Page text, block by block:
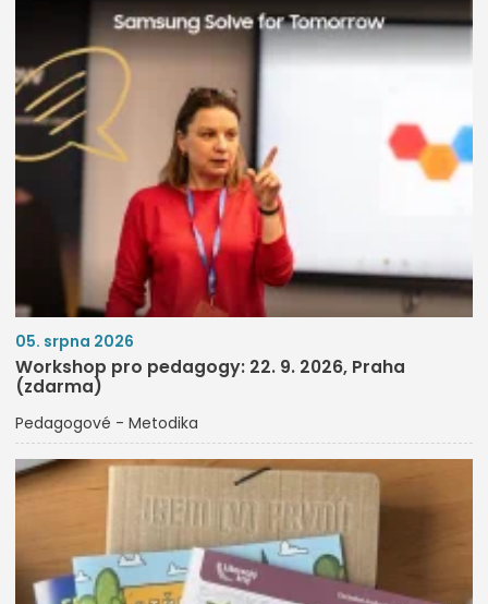
05. srpna 2026
Workshop pro pedagogy: 22. 9. 2026, Praha
(zdarma)
Pedagogové - Metodika